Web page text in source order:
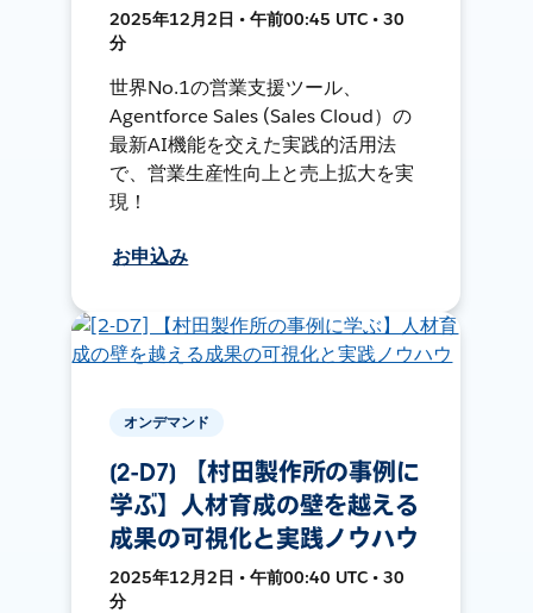
2025年12月2日 • 午前00:45 UTC • 30
分
世界No.1の営業支援ツール、
Agentforce Sales (Sales Cloud）の
最新AI機能を交えた実践的活用法
で、営業生産性向上と売上拡大を実
現！
お申込み
オンデマンド
[2-D7] 【村田製作所の事例に
学ぶ】人材育成の壁を越える
成果の可視化と実践ノウハウ
2025年12月2日 • 午前00:40 UTC • 30
分